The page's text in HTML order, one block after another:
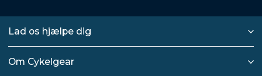
Lad os hjælpe dig
Om Cykelgear